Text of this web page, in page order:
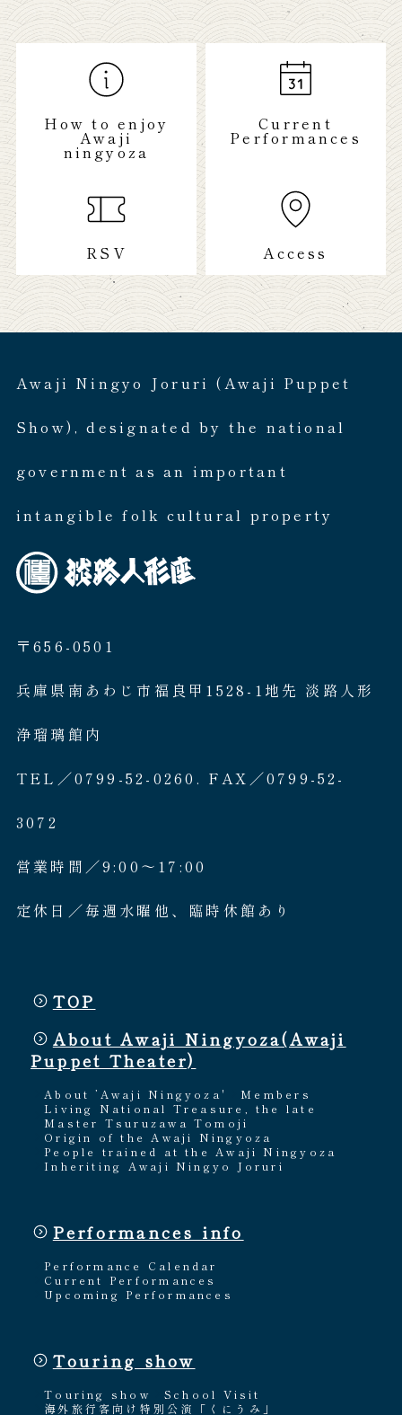
How to enjoy
Awaji
ningyoza
Current
Performances
RSV Access
Awaji Ningyo Joruri (Awaji Puppet
Show), designated by the national
government as an important
intangible folk cultural property
〒656-0501
兵庫県南あわじ市福良甲1528-1地先 淡路人形
浄瑠璃館内
TEL／0799-52-0260. FAX／0799-52-
3072
営業時間／9:00〜17:00
定休日／毎週水曜他、臨時休館あり
TOP
About Awaji Ningyoza(Awaji
Puppet Theater)
About ’Awaji Ningyoza'
Members
Living National Treasure, the late
Master Tsuruzawa Tomoji
Origin of the Awaji Ningyoza
People trained at the Awaji Ningyoza
Inheriting Awaji Ningyo Joruri
Performances info
Performance Calendar
Current Performances
Upcoming Performances
Touring show
Touring show
School Visit
海外旅行客向け特別公演「くにうみ」